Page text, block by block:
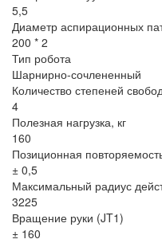
5,5
Диаметр аспирационных
200 * 2
Тип робота
Шарнирно-сочлененный
Количество степеней
4
Полезная нагрузка, кг
160
Позиционная
± 0,5
Максимальный радиус
3225
Вращение руки (JT1)
± 160